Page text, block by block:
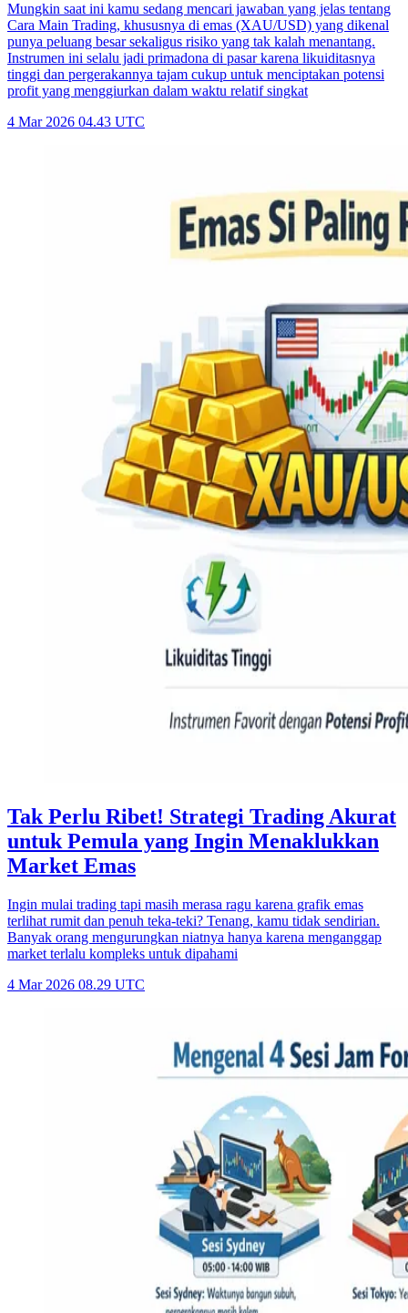
Mungkin saat ini kamu sedang mencari jawaban yang jelas tentang
Cara Main Trading, khususnya di emas (XAU/USD) yang dikenal
punya peluang besar sekaligus risiko yang tak kalah menantang.
Instrumen ini selalu jadi primadona di pasar karena likuiditasnya
tinggi dan pergerakannya tajam cukup untuk menciptakan potensi
profit yang menggiurkan dalam waktu relatif singkat
4 Mar 2026 04.43 UTC
Tak Perlu Ribet! Strategi Trading Akurat
untuk Pemula yang Ingin Menaklukkan
Market Emas
Ingin mulai trading tapi masih merasa ragu karena grafik emas
terlihat rumit dan penuh teka-teki? Tenang, kamu tidak sendirian.
Banyak orang mengurungkan niatnya hanya karena menganggap
market terlalu kompleks untuk dipahami
4 Mar 2026 08.29 UTC